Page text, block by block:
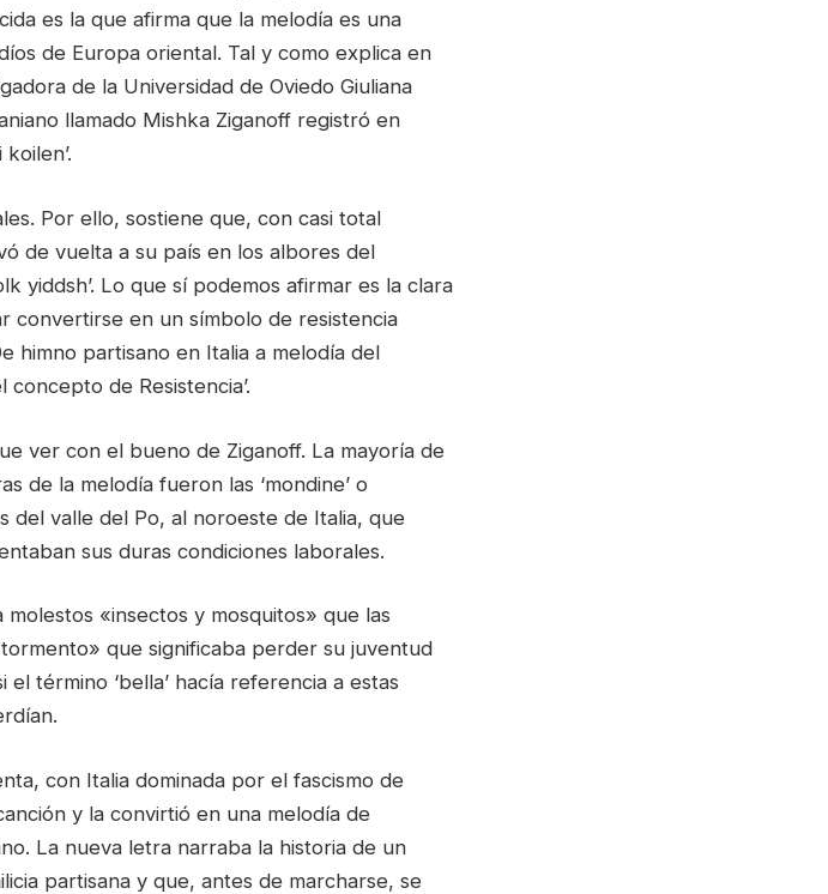
es la que afirma que la melodía es una
de Europa oriental. Tal y como explica en
de la Universidad de Oviedo Giuliana
llamado Mishka Ziganoff registró en
Por ello, sostiene que, con casi total
de vuelta a su país en los albores del
yiddsh’. Lo que sí podemos afirmar es la clara
convertirse en un símbolo de resistencia
himno partisano en Italia a melodía del
de Resistencia’.
ver con el bueno de Ziganoff. La mayoría de
de la melodía fueron las ‘mondine’ o
del valle del Po, al noroeste de Italia, que
sus duras condiciones laborales.
«insectos y mosquitos» que las
que significaba perder su juventud
término ‘bella’ hacía referencia a estas
con Italia dominada por el fascismo de
y la convirtió en una melodía de
La nueva letra narraba la historia de un
partisana y que, antes de marcharse, se